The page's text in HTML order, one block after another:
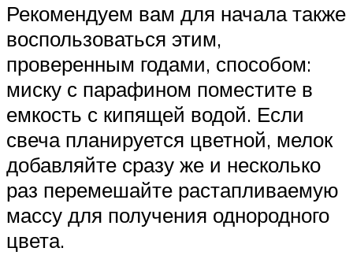
Рекомендуем вам для начала также
воспользоваться этим,
проверенным годами, способом:
миску с парафином поместите в
емкость с кипящей водой. Если
свеча планируется цветной, мелок
добавляйте сразу же и несколько
раз перемешайте растапливаемую
массу для получения однородного
цвета.